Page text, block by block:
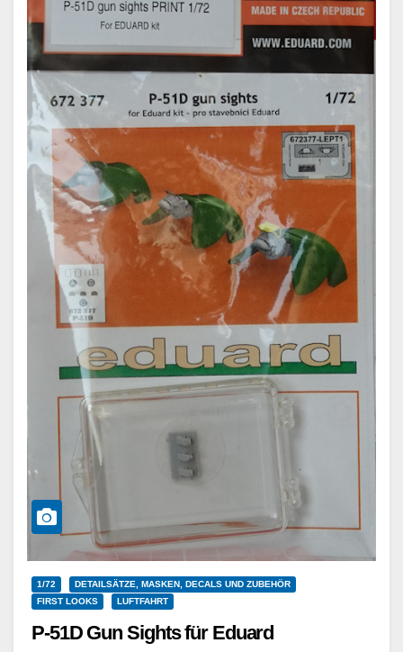
1/72
DETAILSÄTZE, MASKEN, DECALS UND ZUBEHÖR
FIRST LOOKS
LUFTFAHRT
P-51D Gun Sights für Eduard